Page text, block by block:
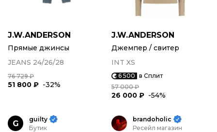
J.W.ANDERSON
Прямые джинсы
JEANS 24/26/28
76 729 ₽
51 800 ₽ -32%
J.W.ANDERSON
Джемпер / свитер
INT XS
6 500 в Сплит
57 000 ₽
26 000 ₽ -54%
G
guilty
Бутик
brandoholic
Ресейл магазин